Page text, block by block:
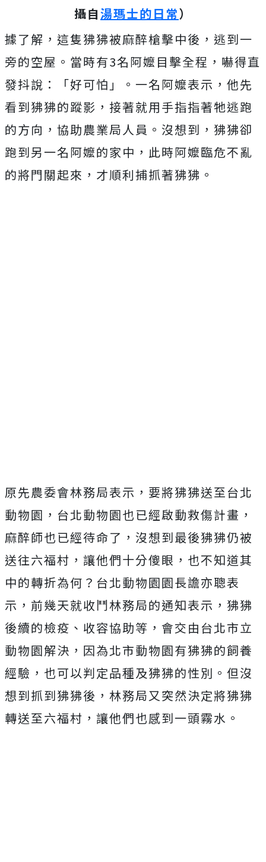
攝自湯瑪士的日常）
據了解，這隻狒狒被麻醉槍擊中後，逃到一
旁的空屋。當時有3名阿嬤目擊全程，嚇得直
發抖說：「好可怕」。一名阿嬤表示，他先
看到狒狒的蹤影，接著就用手指指著牠逃跑
的方向，協助農業局人員。沒想到，狒狒卻
跑到另一名阿嬤的家中，此時阿嬤臨危不亂
的將門關起來，才順利捕抓著狒狒。
原先農委會林務局表示，要將狒狒送至台北
動物園，台北動物園也已經啟動救傷計畫，
麻醉師也已經待命了，沒想到最後狒狒仍被
送往六福村，讓他們十分傻眼，也不知道其
中的轉折為何？台北動物園園長譫亦聰表
示，前幾天就收鬥林務局的通知表示，狒狒
後續的檢疫、收容協助等，會交由台北市立
動物園解決，因為北市動物園有狒狒的飼養
經驗，也可以判定品種及狒狒的性別。但沒
想到抓到狒狒後，林務局又突然決定將狒狒
轉送至六福村，讓他們也感到一頭霧水。